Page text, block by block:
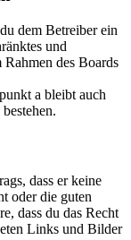
dem Betreiber ein
und
des Boards
a bleibt auch
dass er keine
oder die guten
dass du das Recht
Links und Bilder